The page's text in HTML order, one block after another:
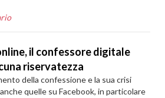
il confessore digitale
riservatezza
della confessione e la sua crisi
quelle su Facebook, in particolare